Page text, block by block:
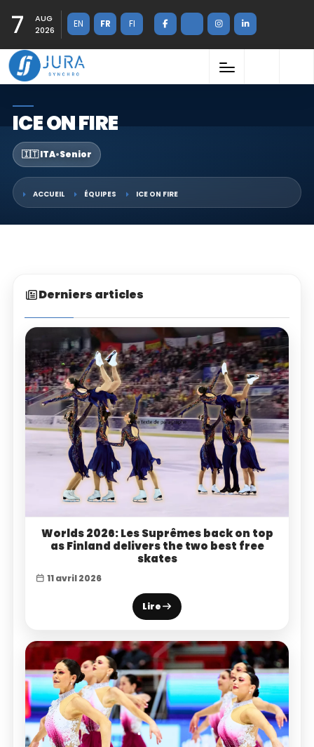
7
AUG
2026
EN FR FI
ICE ON FIRE
🇮🇹 ITA•Senior
ACCUEIL ÉQUIPES ICE ON FIRE
Derniers articles
Worlds 2026: Les Suprêmes back on top
as Finland delivers the two best free
skates
11 avril 2026
Lire